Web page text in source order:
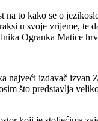
to kako se o
u svoje vrijeme, te
Ogranka Matice
izdavač izvan
što predstavlja